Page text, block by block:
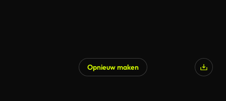
Opnieuw maken